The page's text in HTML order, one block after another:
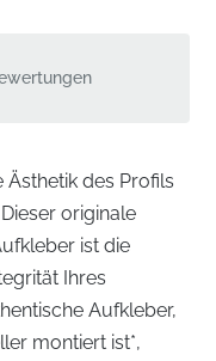
Ästhetik des Profils
originale
ist die
Ihres
Aufkleber,
montiert ist*,